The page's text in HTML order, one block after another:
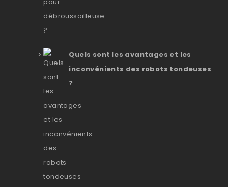
Quels sont les avantages et les
inconvénients des robots tondeuses
?